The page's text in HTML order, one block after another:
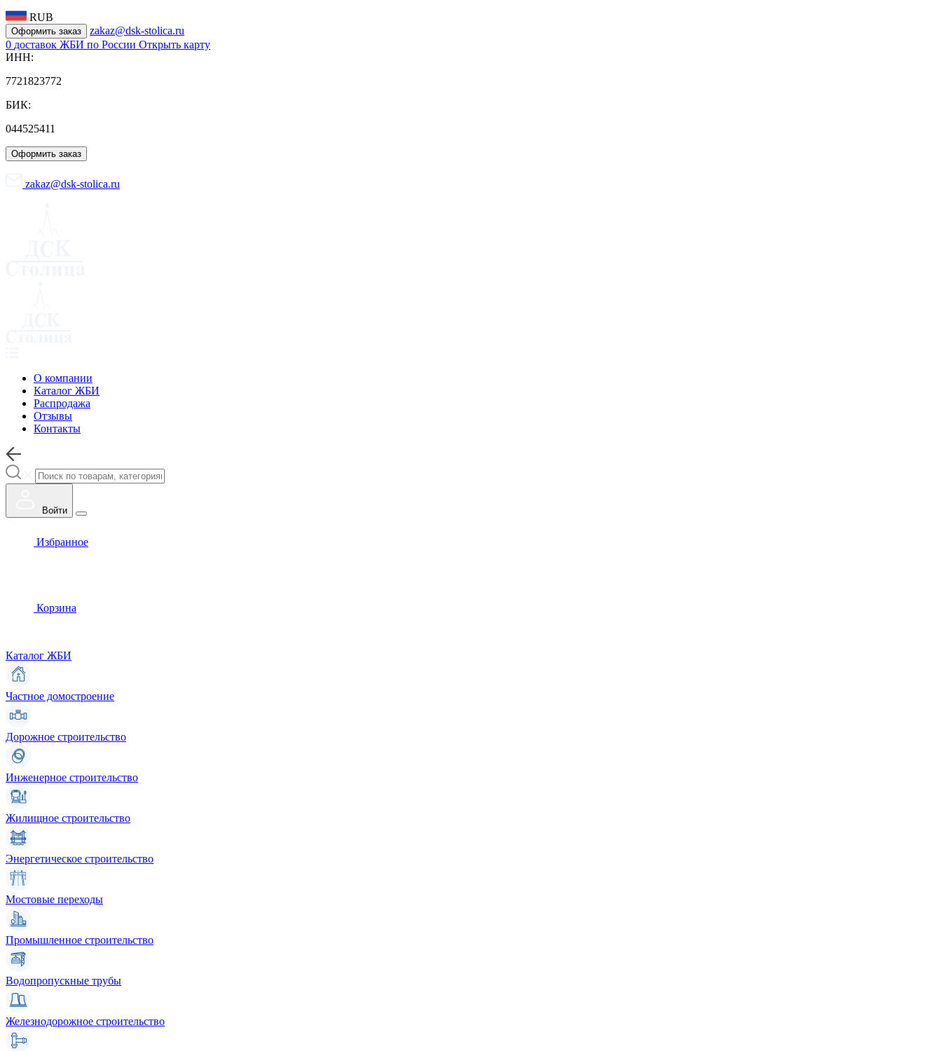
RUB
Оформить заказ
zakaz@dsk-stolica.ru
0 доставок ЖБИ по России Открыть карту
ИНН:
7721823772
БИК:
044525411
Оформить заказ
zakaz@dsk-stolica.ru
О компании
Каталог ЖБИ
Распродажа
Отзывы
Контакты
Войти
Избранное
Корзина
Каталог ЖБИ
Частное домостроение
Дорожное строительство
Инженерное строительство
Жилищное строительство
Энергетическое строительство
Мостовые переходы
Промышленное строительство
Водопропускные трубы
Железнодорожное строительство